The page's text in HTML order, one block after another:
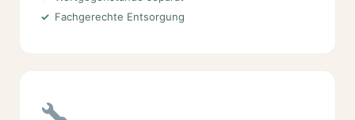
Fachgerechte Entsorgung